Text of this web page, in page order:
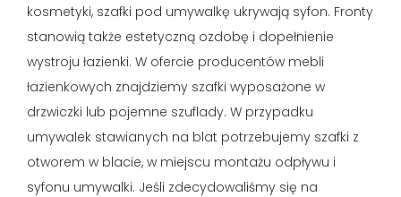
kosmetyki, szafki pod umywalkę ukrywają syfon. Fronty
stanowią także estetyczną ozdobę i dopełnienie
wystroju łazienki. W ofercie producentów mebli
łazienkowych znajdziemy szafki wyposażone w
drzwiczki lub pojemne szuflady. W przypadku
umywalek stawianych na blat potrzebujemy szafki z
otworem w blacie, w miejscu montażu odpływu i
syfonu umywalki. Jeśli zdecydowaliśmy się na